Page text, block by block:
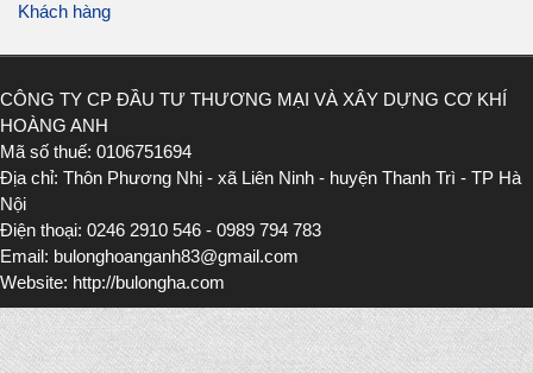
Khách hàng
CÔNG TY CP ĐẦU TƯ THƯƠNG MẠI VÀ XÂY DỰNG CƠ KHÍ
HOÀNG ANH
Mã số thuế: 0106751694
Địa chỉ: Thôn Phương Nhị - xã Liên Ninh - huyện Thanh Trì - TP Hà
Nội
Điện thoại: 0246 2910 546 - 0989 794 783
Email: bulonghoanganh83@gmail.com
Website: http://bulongha.com